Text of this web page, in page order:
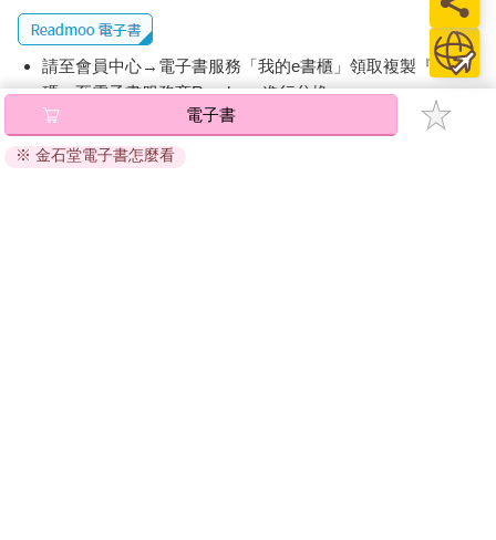
請至會員中心→電子書服務「我的e書櫃」領取複製『兌換
碼』至電子書服務商Readmoo進行兌換。
退換貨須知：
因版權保護，您在金石堂所購買的電子書僅能以金石堂專屬
電子書
※ 金石堂電子書怎麼看